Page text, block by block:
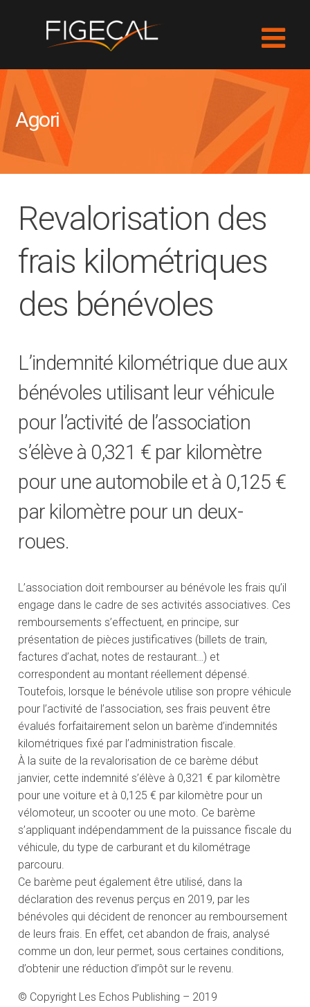
Agori
Revalorisation des
frais kilométriques
des bénévoles
L’indemnité kilométrique due aux
bénévoles utilisant leur véhicule
pour l’activité de l’association
s’élève à 0,321 € par kilomètre
pour une automobile et à 0,125 €
par kilomètre pour un deux-
roues.
L’association doit rembourser au bénévole les frais qu’il
engage dans le cadre de ses activités associatives. Ces
remboursements s’effectuent, en principe, sur
présentation de pièces justificatives (billets de train,
factures d’achat, notes de restaurant…) et
correspondent au montant réellement dépensé.
Toutefois, lorsque le bénévole utilise son propre véhicule
pour l’activité de l’association, ses frais peuvent être
évalués forfaitairement selon un barème d’indemnités
kilométriques fixé par l’administration fiscale.
À la suite de la revalorisation de ce barème début
janvier, cette indemnité s’élève à 0,321 € par kilomètre
pour une voiture et à 0,125 € par kilomètre pour un
vélomoteur, un scooter ou une moto. Ce barème
s’appliquant indépendamment de la puissance fiscale du
véhicule, du type de carburant et du kilométrage
parcouru.
Ce barème peut également être utilisé, dans la
déclaration des revenus perçus en 2019, par les
bénévoles qui décident de renoncer au remboursement
de leurs frais. En effet, cet abandon de frais, analysé
comme un don, leur permet, sous certaines conditions,
d’obtenir une réduction d’impôt sur le revenu.
© Copyright Les Echos Publishing – 2019